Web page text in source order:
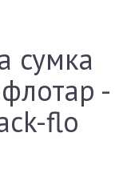
сумка
-
flo